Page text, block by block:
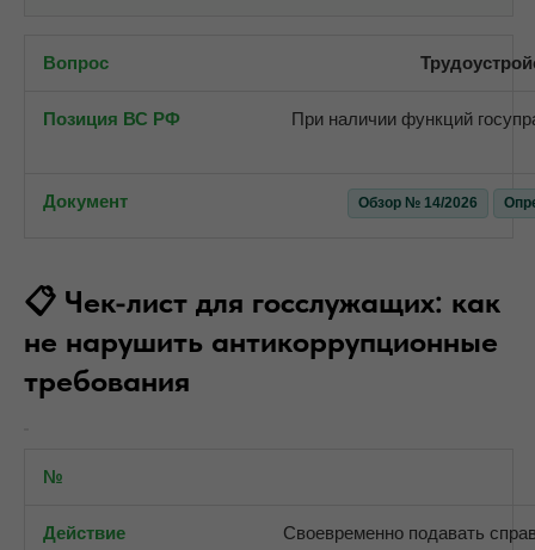
При наличии функций
Обзор № 14/2026
📋 Чек-лист для госслужащих: как
не нарушить антикоррупционные
требования
Своевременно подавать